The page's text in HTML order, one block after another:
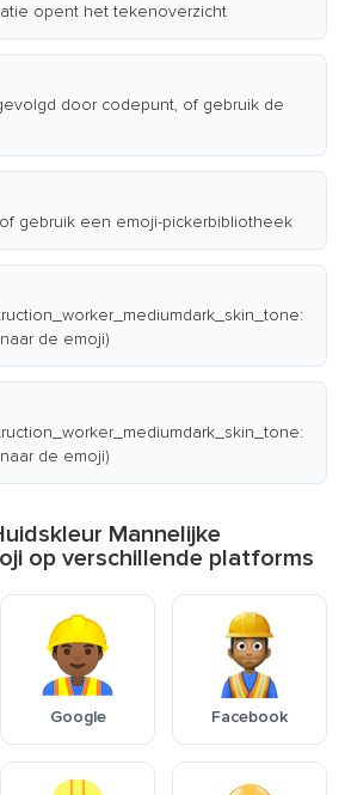
opent het tekenoverzicht
door codepunt, of gebruik de
gebruik een emoji-pickerbibliotheek
de emoji)
de emoji)
Mannelijke
op verschillende platforms
Google Facebook